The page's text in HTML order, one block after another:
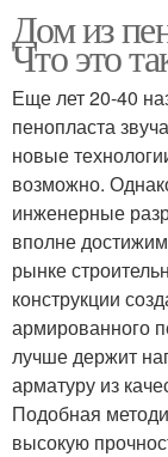
Дом из
Что это
Еще лет 20-40
пенопласта
новые
возможно.
инженерные
вполне
рынке
конструкции
армированного
лучше держит
арматуру из
Подобная
высокую